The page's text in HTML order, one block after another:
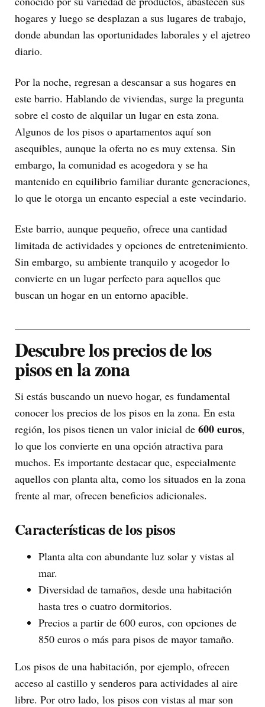
hogares y luego se desplazan a sus lugares de trabajo,
donde abundan las oportunidades laborales y el ajetreo
diario.
Por la noche, regresan a descansar a sus hogares en
este barrio. Hablando de viviendas, surge la pregunta
sobre el costo de alquilar un lugar en esta zona.
Algunos de los pisos o apartamentos aquí son
asequibles, aunque la oferta no es muy extensa. Sin
embargo, la comunidad es acogedora y se ha
mantenido en equilibrio familiar durante generaciones,
lo que le otorga un encanto especial a este vecindario.
Este barrio, aunque pequeño, ofrece una cantidad
limitada de actividades y opciones de entretenimiento.
Sin embargo, su ambiente tranquilo y acogedor lo
convierte en un lugar perfecto para aquellos que
buscan un hogar en un entorno apacible.
Descubre los precios de los
pisos en la zona
Si estás buscando un nuevo hogar, es fundamental
conocer los precios de los pisos en la zona. En esta
región, los pisos tienen un valor inicial de 600 euros,
lo que los convierte en una opción atractiva para
muchos. Es importante destacar que, especialmente
aquellos con planta alta, como los situados en la zona
frente al mar, ofrecen beneficios adicionales.
Características de los pisos
Planta alta con abundante luz solar y vistas al
mar.
Diversidad de tamaños, desde una habitación
hasta tres o cuatro dormitorios.
Precios a partir de 600 euros, con opciones de
850 euros o más para pisos de mayor tamaño.
Los pisos de una habitación, por ejemplo, ofrecen
acceso al castillo y senderos para actividades al aire
libre. Por otro lado, los pisos con vistas al mar son